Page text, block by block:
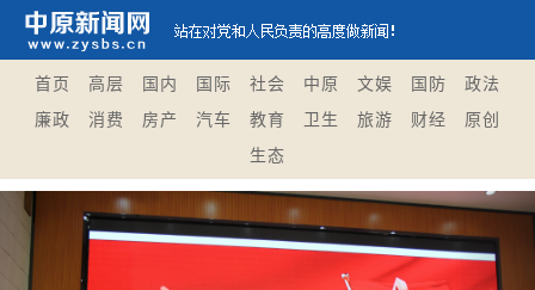
首页 高层 国内 国际 社会 中原 文娱 国防
政法
廉政
消费 房产 汽车 教育 卫生 旅游 财经
原创
生态
Previous